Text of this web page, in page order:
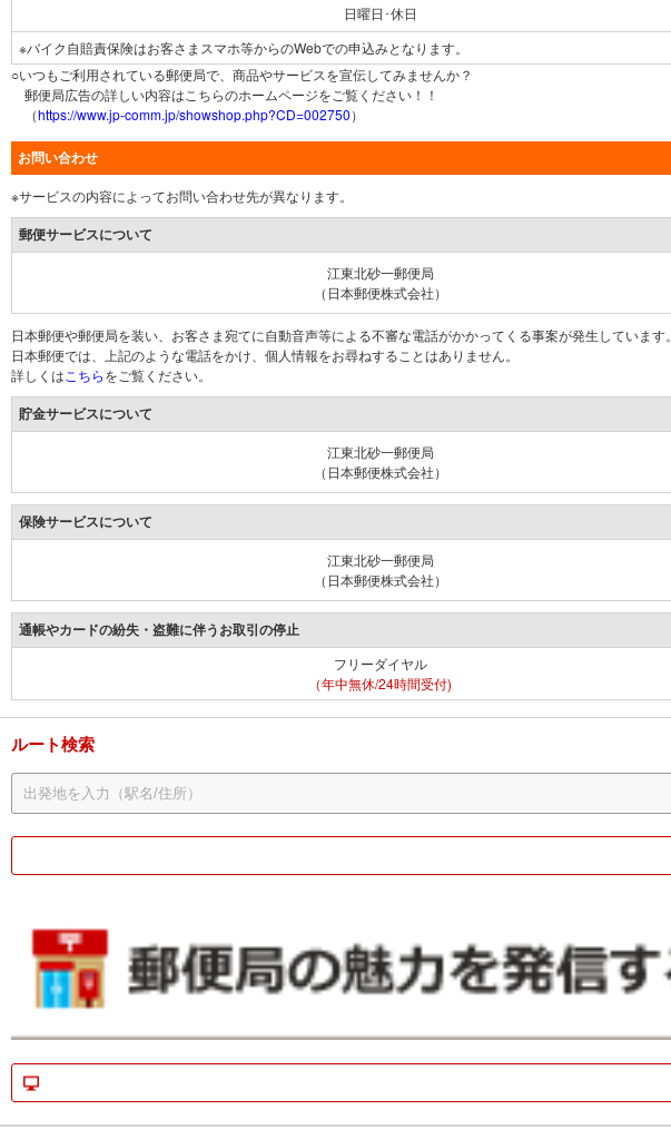
日曜日･休日
※バイク自賠責保険はお客さまスマホ等からのWebでの申込みとなります。
○いつもご利用されている郵便局で、商品やサービスを宣伝してみませんか？
郵便局広告の詳しい内容はこちらのホームページをご覧ください！！
（https://www.jp-comm.jp/showshop.php?CD=002750）
お問い合わせ
※サービスの内容によってお問い合わせ先が異なります。
郵便サービスについて
江東北砂一郵便局
（日本郵便株式会社）
日本郵便や郵便局を装い、お客さま宛てに自動音声等による不審な電話がかかってくる事案が発生しています。
日本郵便では、上記のような電話をかけ、個人情報をお尋ねすることはありません。
詳しくは こちらをご覧ください。
貯金サービスについて
江東北砂一郵便局
（日本郵便株式会社）
保険サービスについて
江東北砂一郵便局
（日本郵便株式会社）
通帳やカードの紛失・盗難に伴うお取引の停止
フリーダイヤル
（年中無休/24時間受付)
ルート検索